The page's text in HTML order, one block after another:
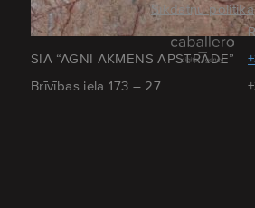
SIA “AGNI AKMENS APSTRĀDE”
Brīvības iela 173 – 27
Sīkdatņu politika